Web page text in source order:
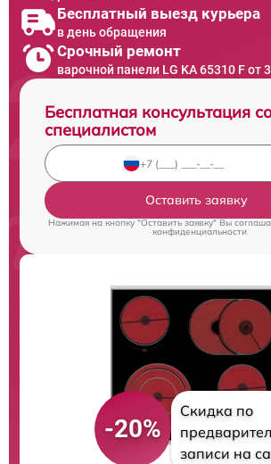
Бесплатный выезд курьера
в день обращения
Срочный ремонт
варочной панели LG KA 65310 F от
Бесплатная консультация
специалистом
Оставить заявку
Нажимая на кнопку "Оставить заявку" Вы
конфиденциальности
-20%
Скидка по
записи на